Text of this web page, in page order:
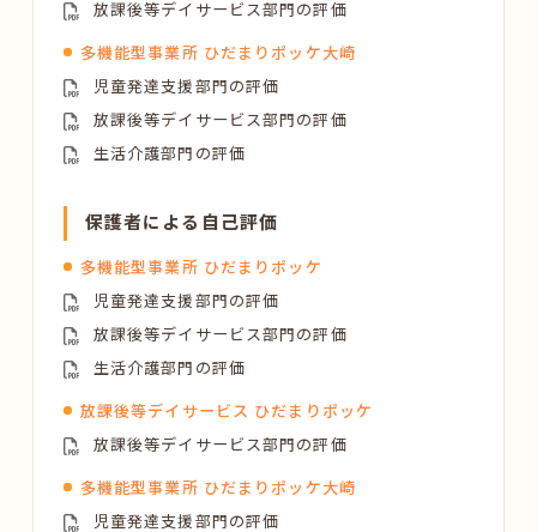
放課後等デイサービス部門の評価
多機能型事業所 ひだまりポッケ大崎
児童発達支援部門の評価
放課後等デイサービス部門の評価
生活介護部門の評価
保護者による自己評価
多機能型事業所 ひだまりポッケ
児童発達支援部門の評価
放課後等デイサービス部門の評価
生活介護部門の評価
放課後等デイサービス ひだまりポッケ
放課後等デイサービス部門の評価
多機能型事業所 ひだまりポッケ大崎
児童発達支援部門の評価